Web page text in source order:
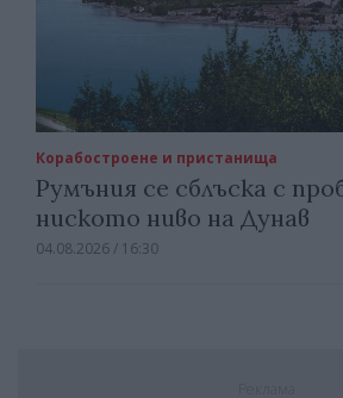
Корабостроене и пристанища
Румъния се сблъска с
ниското ниво на Дунав
04.08.2026 / 16:30